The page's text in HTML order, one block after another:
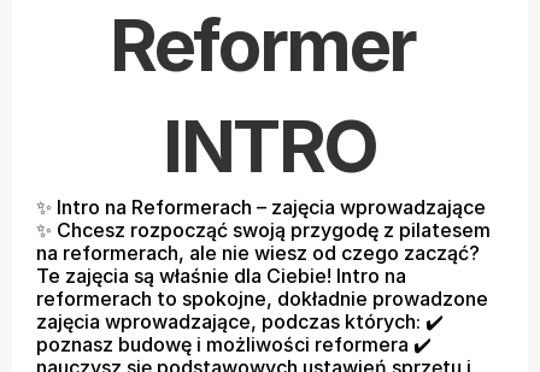
Reformer
INTRO
✨ Intro na Reformerach – zajęcia wprowadzające
✨ Chcesz rozpocząć swoją przygodę z pilatesem
na reformerach, ale nie wiesz od czego zacząć?
Te zajęcia są właśnie dla Ciebie! Intro na
reformerach to spokojne, dokładnie prowadzone
zajęcia wprowadzające, podczas których: ✔️
poznasz budowę i możliwości reformera ✔️
nauczysz się podstawowych ustawień sprzętu i